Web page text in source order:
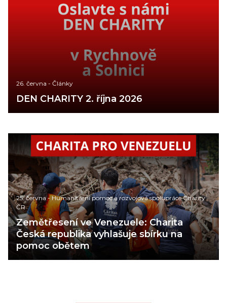
26. června - Články
DEN CHARITY 2. října 2026
25. června-Humanitární pomoc a rozvojová spolupráce Charity
ČR
Zemětřesení ve Venezuele: Charita
Česká republika vyhlašuje sbírku na
pomoc obětem